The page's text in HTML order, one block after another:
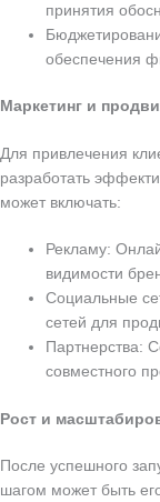
принятия
обеспечения
Маркетинг и
Для привлечения
разработать
может включать:
Рекламу:
видимости
Социальные
сетей для
Партнерства:
совместного
Рост и
После успешного
шагом может быть